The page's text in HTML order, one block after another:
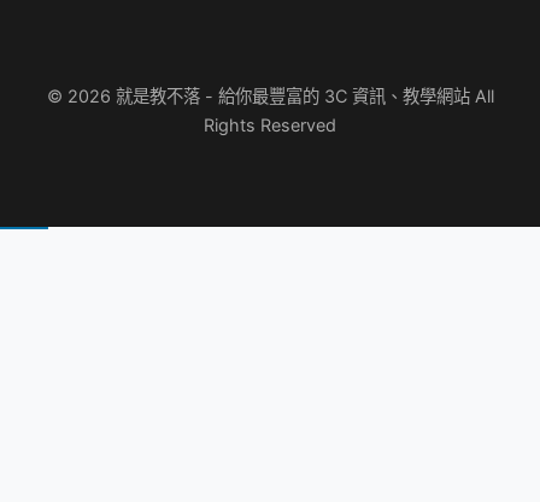
© 2026 就是教不落 - 給你最豐富的 3C 資訊、教學網站 All
Rights Reserved